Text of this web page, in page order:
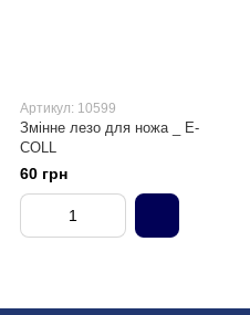
Артикул: 10599
Змінне лезо для ножа _ E-
COLL
60 грн